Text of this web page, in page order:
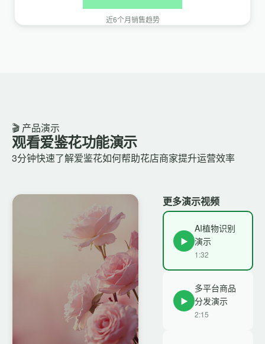
近6个月销售趋势
🎬 产品演示
观看爱鉴花功能演示
3分钟快速了解爱鉴花如何帮助花店商家提升运营效率
更多演示视频
▶
AI植物识别
演示
1:32
▶
多平台商品
分发演示
2:15